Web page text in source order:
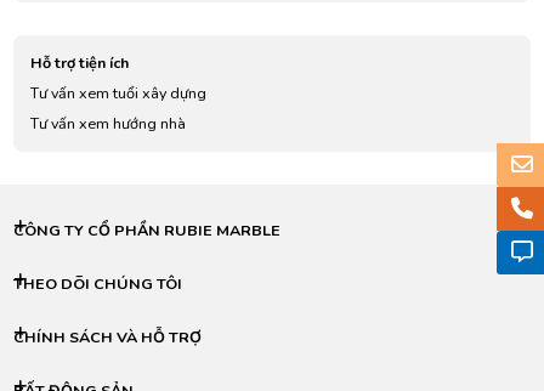
Tỉnh Lai Châu
Tỉnh Sơn La
Tỉnh Yên Bái
Tỉnh Lạng Sơn
Tỉnh Bắc Giang
Tỉnh Vĩnh Phúc
Hỗ trợ tiện ích
Tư vấn xem tuổi xây dựng
Tư vấn xem hướng nhà
CÔNG TY CỔ PHẦN RUBIE MARBLE
THEO DÕI CHÚNG TÔI
CHÍNH SÁCH VÀ HỖ TRỢ